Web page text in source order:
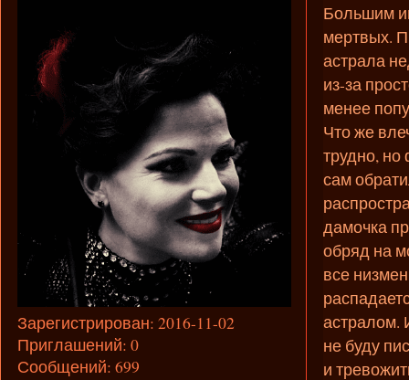
Зарегистрирован: 2016-11-02
Приглашений: 0
Сообщений: 699
Большим
мертвых.
астрала
из-за
менее
Что же
трудно, но
сам
дамочка
обряд на
все
астралом.
не буду
и